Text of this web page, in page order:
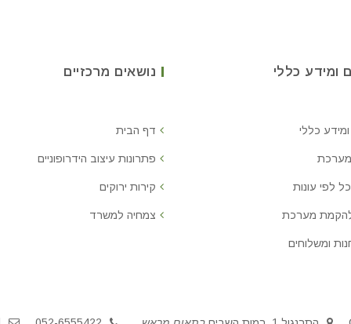
ומידע כללי
כללי
לפי עונות
מערכת
ומשלוחים
נושאים מרכזיים
דף הבית
פתרונות עיצוב הידרופוניים
קירות ירוקים
צמחיה למשרד